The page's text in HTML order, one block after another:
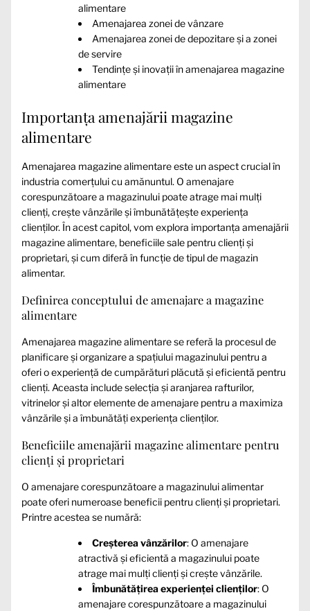
alimentare
Amenajarea zonei de vânzare
Amenajarea zonei de depozitare și a zonei
de servire
Tendințe și inovații în amenajarea magazine
alimentare
Importanța amenajării magazine
alimentare
Amenajarea magazine alimentare este un aspect crucial în
industria comerțului cu amănuntul. O amenajare
corespunzătoare a magazinului poate atrage mai mulți
clienți, crește vânzările și îmbunătățește experiența
clienților. În acest capitol, vom explora importanța amenajării
magazine alimentare, beneficiile sale pentru clienți și
proprietari, și cum diferă în funcție de tipul de magazin
alimentar.
Definirea conceptului de amenajare a magazine
alimentare
Amenajarea magazine alimentare se referă la procesul de
planificare și organizare a spațiului magazinului pentru a
oferi o experiență de cumpărături plăcută și eficientă pentru
clienți. Aceasta include selecția și aranjarea rafturilor,
vitrinelor și altor elemente de amenajare pentru a maximiza
vânzările și a îmbunătăți experiența clienților.
Beneficiile amenajării magazine alimentare pentru
clienți și proprietari
O amenajare corespunzătoare a magazinului alimentar
poate oferi numeroase beneficii pentru clienți și proprietari.
Printre acestea se numără:
Creșterea vânzărilor: O amenajare
atractivă și eficientă a magazinului poate
atrage mai mulți clienți și crește vânzările.
Îmbunătățirea experienței clienților: O
amenajare corespunzătoare a magazinului